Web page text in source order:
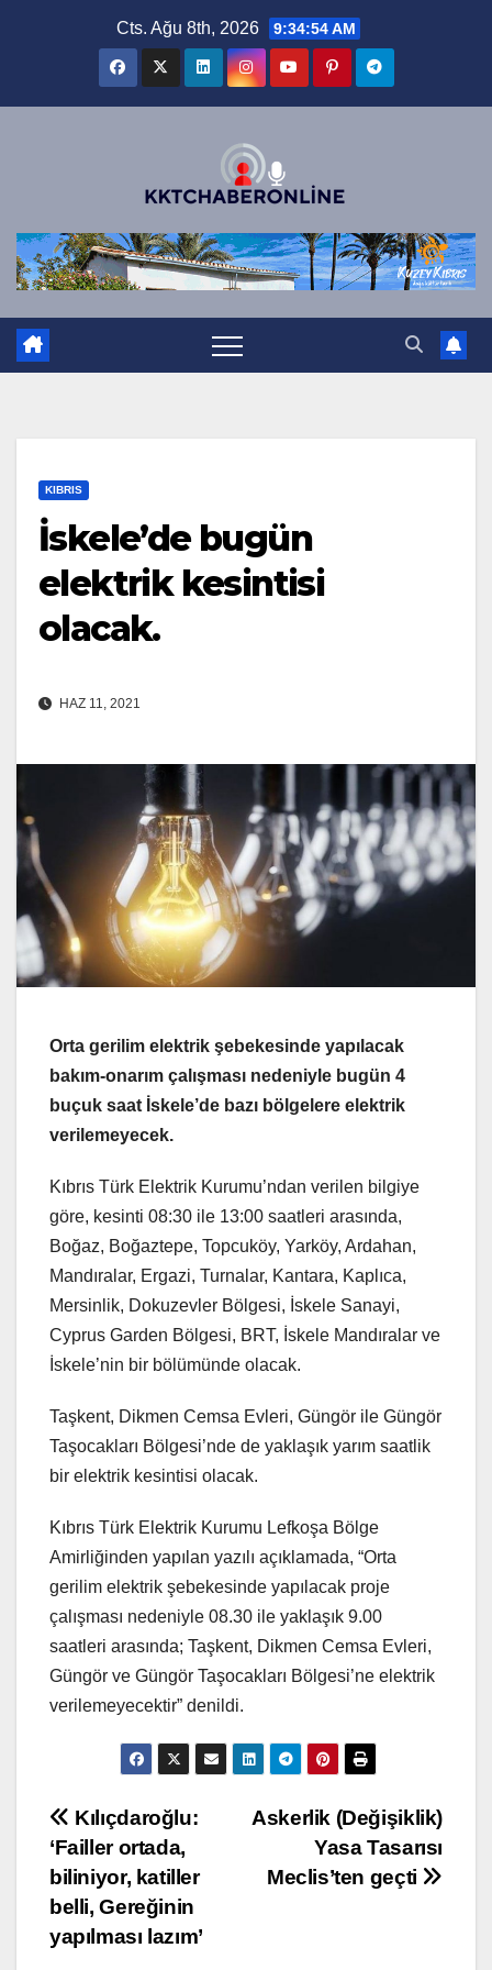
Cts. Ağu 8th, 2026 9:34:54 AM
KIBRIS
İskele’de bugün
elektrik kesintisi
olacak.
HAZ 11, 2021
Orta gerilim elektrik şebekesinde yapılacak
bakım-onarım çalışması nedeniyle bugün 4
buçuk saat İskele’de bazı bölgelere elektrik
verilemeyecek.
Kıbrıs Türk Elektrik Kurumu’ndan verilen bilgiye
göre, kesinti 08:30 ile 13:00 saatleri arasında,
Boğaz, Boğaztepe, Topcuköy, Yarköy, Ardahan,
Mandıralar, Ergazi, Turnalar, Kantara, Kaplıca,
Mersinlik, Dokuzevler Bölgesi, İskele Sanayi,
Cyprus Garden Bölgesi, BRT, İskele Mandıralar ve
İskele’nin bir bölümünde olacak.
Taşkent, Dikmen Cemsa Evleri, Güngör ile Güngör
Taşocakları Bölgesi’nde de yaklaşık yarım saatlik
bir elektrik kesintisi olacak.
Kıbrıs Türk Elektrik Kurumu Lefkoşa Bölge
Amirliğinden yapılan yazılı açıklamada, “Orta
gerilim elektrik şebekesinde yapılacak proje
çalışması nedeniyle 08.30 ile yaklaşık 9.00
saatleri arasında; Taşkent, Dikmen Cemsa Evleri,
Güngör ve Güngör Taşocakları Bölgesi’ne elektrik
verilemeyecektir” denildi.
Yazı
gezinmesi
Askerlik (Değişiklik)
Yasa Tasarısı
Meclis’ten geçti
Kılıçdaroğlu:
‘Failler ortada,
biliniyor, katiller
belli, Gereğinin
yapılması lazım’